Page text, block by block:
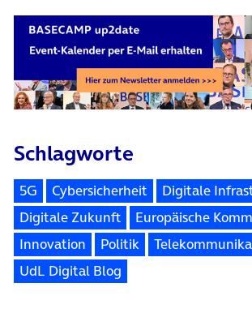
Schlagworte
5G Cybersicherheit
Digitale
Digitale Zukunft
Europäische
Innovation
Politik
UdL Digital Blog